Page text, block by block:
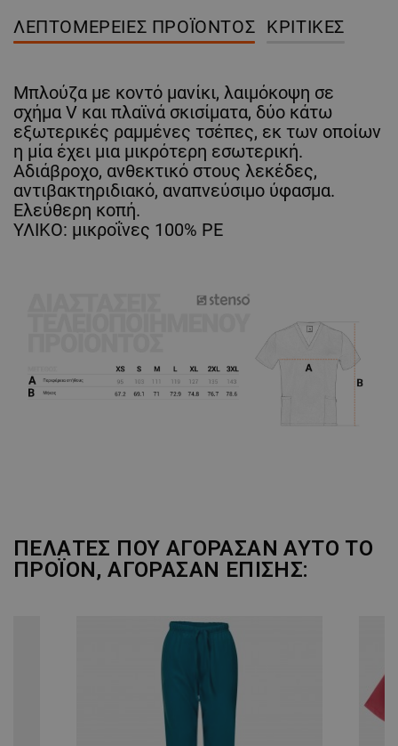
ΛΕΠΤΟΜΈΡΕΙΕΣ ΠΡΟΪΌΝΤΟΣ ΚΡΙΤΙΚΈΣ
Μπλούζα με κοντό μανίκι, λαιμόκοψη σε
σχήμα V και πλαϊνά σκισίματα, δύο κάτω
εξωτερικές ραμμένες τσέπες, εκ των οποίων
η μία έχει μια μικρότερη εσωτερική.
Αδιάβροχο, ανθεκτικό στους λεκέδες,
αντιβακτηριδιακό, αναπνεύσιμο ύφασμα.
Ελεύθερη κοπή.
ΥΛΙΚΟ: μικροΐνες 100% PE
ΠΕΛΆΤΕΣ ΠΟΥ ΑΓΌΡΑΣΑΝ ΑΥΤΌ ΤΟ
ΠΡΟΪΌΝ, ΑΓΌΡΑΣΑΝ ΕΠΊΣΗΣ: